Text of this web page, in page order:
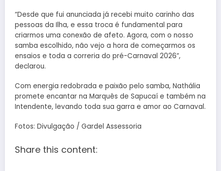
“Desde que fui anunciada já recebi muito carinho das
pessoas da Ilha, e essa troca é fundamental para
criarmos uma conexão de afeto. Agora, com o nosso
samba escolhido, não vejo a hora de começarmos os
ensaios e toda a correria do pré-Carnaval 2026”,
declarou.
Com energia redobrada e paixão pelo samba, Nathália
promete encantar na Marquês de Sapucaí e também na
Intendente, levando toda sua garra e amor ao Carnaval.
Fotos: Divulgação / Gardel Assessoria
Share this content: